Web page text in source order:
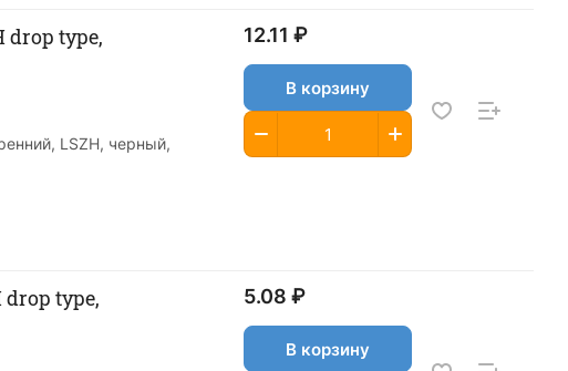
drop type,
LSZH, черный,
12.11 ₽
В корзину
drop type,
5.08 ₽
В корзину